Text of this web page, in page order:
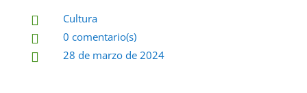
 Cultura
 0 comentario(s)
 28 de marzo de 2024